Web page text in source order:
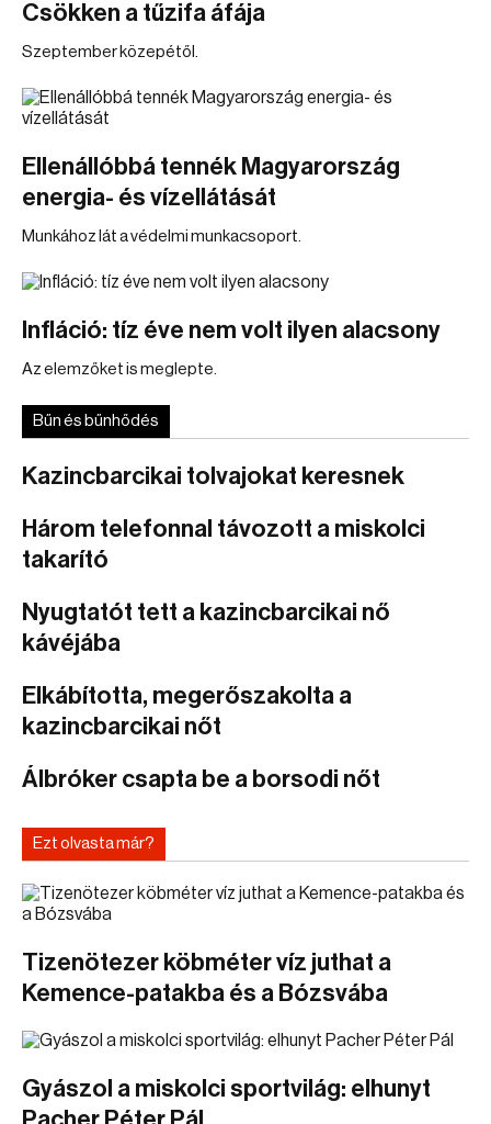
Csökken a tűzifa áfája
Szeptember közepétől.
Ellenállóbbá tennék Magyarország
energia- és vízellátását
Munkához lát a védelmi munkacsoport.
Infláció: tíz éve nem volt ilyen alacsony
Az elemzőket is meglepte.
Bűn és bűnhődés
Kazincbarcikai tolvajokat keresnek
Három telefonnal távozott a miskolci
takarító
Nyugtatót tett a kazincbarcikai nő
kávéjába
Elkábította, megerőszakolta a
kazincbarcikai nőt
Álbróker csapta be a borsodi nőt
Ezt olvasta már?
Tizenötezer köbméter víz juthat a
Kemence-patakba és a Bózsvába
Gyászol a miskolci sportvilág: elhunyt